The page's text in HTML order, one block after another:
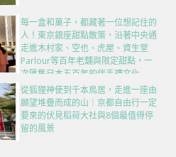
每一盒和菓子，都藏著一位想記住的
人！東京銀座甜點散策，沿著中央通
走進木村家、空也、虎屋、資生堂
Parlour等百年老舖與限定甜點，一
次匯集日本五百年的伴手禮文化
從狐狸神使到千本鳥居，走進一座由
願望堆疊而成的山｜京都自由行一定
要來的伏見稻荷大社與8個最值得停
留的風景